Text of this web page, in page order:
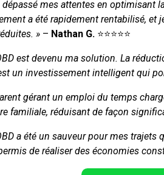
dépassé mes attentes en
a été rapidement rentabilisé,
» – Nathan G. ⭐⭐⭐⭐⭐
est devenu ma solution. La
un investissement intelligent qui
gérant un emploi du temps
familiale, réduisant de façon
a été un sauveur pour mes
de réaliser des économies